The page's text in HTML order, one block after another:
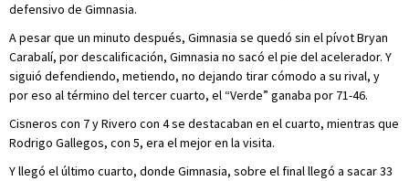
defensivo de Gimnasia.
A pesar que un minuto después, Gimnasia se quedó sin el pívot Bryan
Carabalí, por descalificación, Gimnasia no sacó el pie del acelerador. Y
siguió defendiendo, metiendo, no dejando tirar cómodo a su rival, y
por eso al término del tercer cuarto, el “Verde” ganaba por 71-46.
Cisneros con 7 y Rivero con 4 se destacaban en el cuarto, mientras que
Rodrigo Gallegos, con 5, era el mejor en la visita.
Y llegó el último cuarto, donde Gimnasia, sobre el final llegó a sacar 33